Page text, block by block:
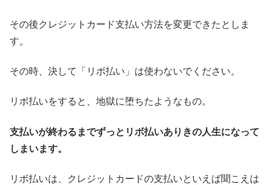
その後クレジットカード支払い方法を変更できたとしま
す。
その時、決して「リボ払い」は使わないでください。
リボ払いをすると、地獄に堕ちたようなもの。
支払いが終わるまでずっとリボ払いありきの人生になって
しまいます。
リボ払いは、クレジットカードの支払いといえば聞こえは